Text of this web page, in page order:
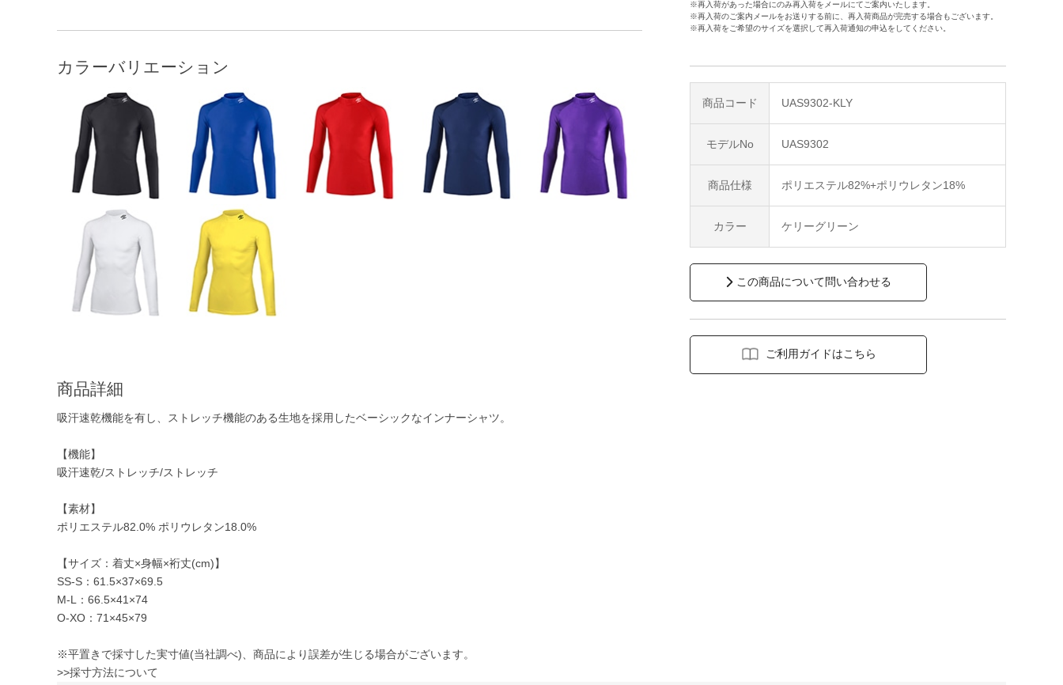
カラーバリエーション
商品詳細
吸汗速乾機能を有し、ストレッチ機能のある生地を採用したベーシックなインナーシャツ。
【機能】
吸汗速乾/ストレッチ/ストレッチ
【素材】
ポリエステル82.0% ポリウレタン18.0%
【サイズ：着丈×身幅×裄丈(cm)】
SS-S：61.5×37×69.5
M-L：66.5×41×74
O-XO：71×45×79
※平置きで採寸した実寸値(当社調べ)、商品により誤差が生じる場合がございます。
>>採寸方法について
商品コード UAS9302-KLY
モデルNo UAS9302
商品仕様 ポリエステル82%+ポリウレタン18%
カラー ケリーグリーン
この商品について問い合わせる
ご利用ガイドはこちら
※再入荷があった場合にのみ再入荷をメールにてご案内いたします。
※再入荷のご案内メールをお送りする前に、再入荷商品が完売する場合もございます。
※再入荷をご希望のサイズを選択して再入荷通知の申込をしてください。